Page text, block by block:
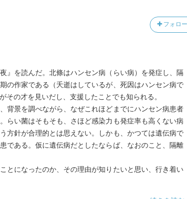
フォロー
』を読んだ。北條はハンセン病（らい病）を発症し、隔
の作家である（夭逝はしているが、死因はハンセン病で
その才を見いだし、支援したことでも知られる。
背景を調べながら、なぜこれほどまでにハンセン病患者
らい菌はそもそも、さほど感染力も発症率も高くない病
方針が合理的とは思えない。しかも、かつては遺伝病で
である。仮に遺伝病だとしたならば、なおのこと、隔離
とになったのか、その理由が知りたいと思い、行き着い